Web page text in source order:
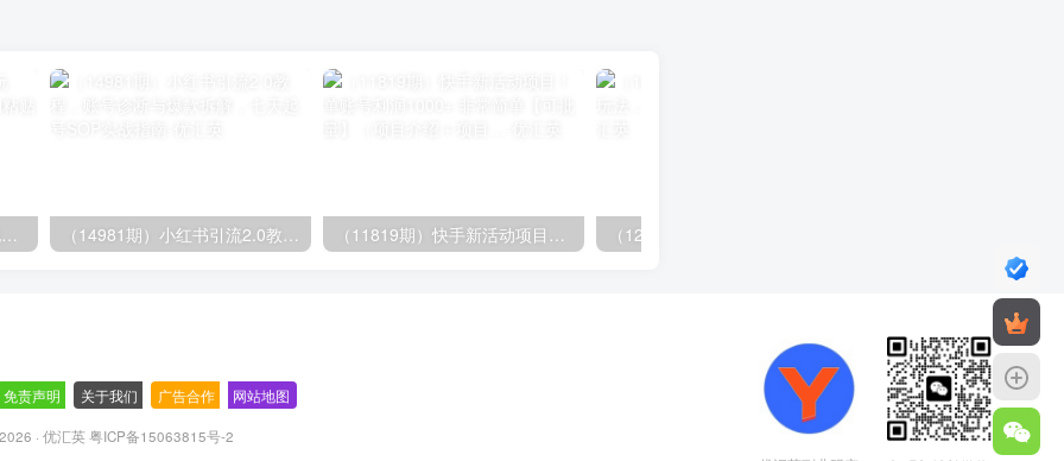
免责声明 关于我们 广告合作 网站地图
· 优汇英粤ICP备15063815号-2